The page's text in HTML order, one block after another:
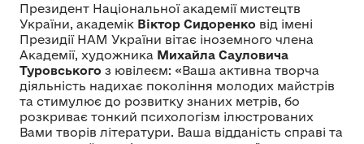
Президент Національної академії мистецтв
України, академік Віктор Сидоренко від імені
Президії НАМ України вітає іноземного члена
Академії, художника Михайла Сауловича
Туровського з ювілеєм: «Ваша активна творча
діяльність надихає покоління молодих майстрів
та стимулює до розвитку знаних метрів, бо
розкриває тонкий психологізм ілюстрованих
Вами творів літератури. Ваша відданість справі та